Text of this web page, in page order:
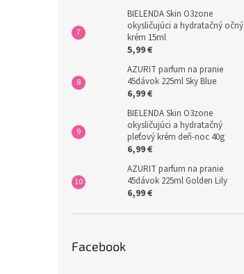
BIELENDA Skin O3zone
okysličujúci a hydratačný očný
krém 15ml
5,99 €
AZURIT parfum na pranie
45dávok 225ml Sky Blue
6,99 €
BIELENDA Skin O3zone
okysličujúci a hydratačný
pleťový krém deň-noc 40g
6,99 €
AZURIT parfum na pranie
45dávok 225ml Golden Lily
6,99 €
Facebook